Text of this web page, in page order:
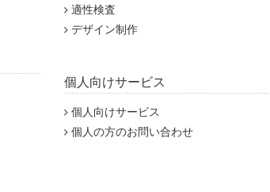
適性検査
デザイン制作
個人向けサービス
個人向けサービス
個人の方のお問い合わせ